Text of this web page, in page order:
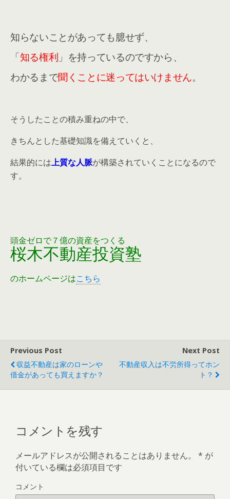
知らないことがあっても臆せず、
「知る権利 」を持っているのですから、
わかるまで聞くことに迷ってはいけません。
そうしたことの積み重ねの中で、
きちんとした基礎知識を備えていくと、
結果的には上質な人脈が構築されていくことになるので
す。
頭金ゼロで７億の資産をつくる
桜木不動産投資塾
のホームページはこちら
Previous Post
収益不動産は家のローンや
借金があっても買えますか？
Next Post
不動産収入は不労所得ってホン
ト？
コメントを残す
メールアドレスが公開されることはありません。 * が
付いている欄は必須項目です
コメント